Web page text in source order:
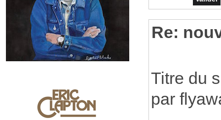
Re:
Titre du
par